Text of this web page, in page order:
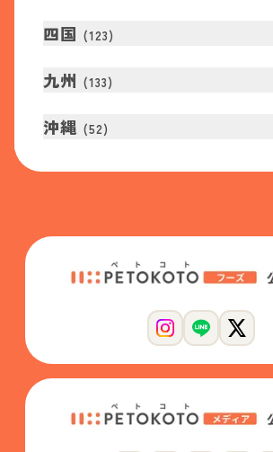
四国 (123)
九州 (133)
沖縄 (52)